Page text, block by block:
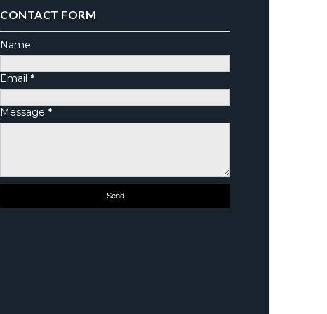
CONTACT FORM
Name
Email *
Message *